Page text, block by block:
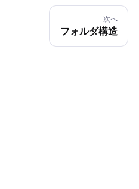
次へ
フォルダ構造